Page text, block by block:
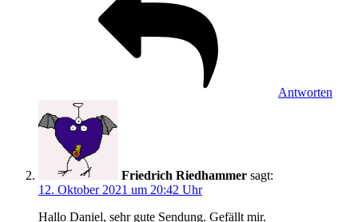
Antworten
Friedrich Riedhammer sagt:
12. Oktober 2021 um 20:42 Uhr
Hallo Daniel, sehr gute Sendung. Gefällt mir.